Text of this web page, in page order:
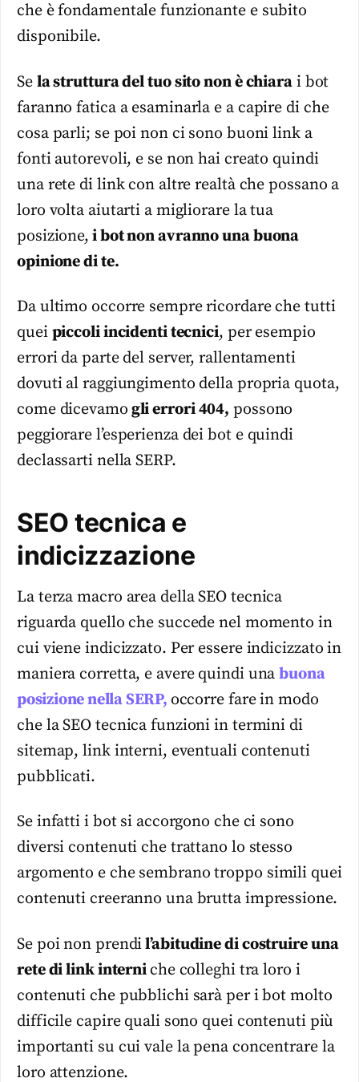
che è fondamentale funzionante e subito
disponibile.
Se la struttura del tuo sito non è chiarai bot
faranno fatica a esaminarla e a capire di che
cosa parli; se poi non ci sono buoni link a
fonti autorevoli, e se non hai creato quindi
una rete di link con altre realtà che possano a
loro volta aiutarti a migliorare la tua
posizione, i bot non avranno una buona
opinione di te.
Da ultimo occorre sempre ricordare che tutti
quei piccoli incidenti tecnici, per esempio
errori da parte del server, rallentamenti
dovuti al raggiungimento della propria quota,
come dicevamo gli errori 404, possono
peggiorare l’esperienza dei bot e quindi
declassarti nella SERP.
SEO tecnica e
indicizzazione
La terza macro area della SEO tecnica
riguarda quello che succede nel momento in
cui viene indicizzato. Per essere indicizzato in
maniera corretta, e avere quindi unabuona
posizione nella SERP, occorre fare in modo
che la SEO tecnica funzioni in termini di
sitemap, link interni, eventuali contenuti
pubblicati.
Se infatti i bot si accorgono che ci sono
diversi contenuti che trattano lo stesso
argomento e che sembrano troppo simili quei
contenuti creeranno una brutta impressione.
Se poi non prendil’abitudine di costruire una
rete di link interniche colleghi tra loro i
contenuti che pubblichi sarà per i bot molto
difficile capire quali sono quei contenuti più
importanti su cui vale la pena concentrare la
loro attenzione.